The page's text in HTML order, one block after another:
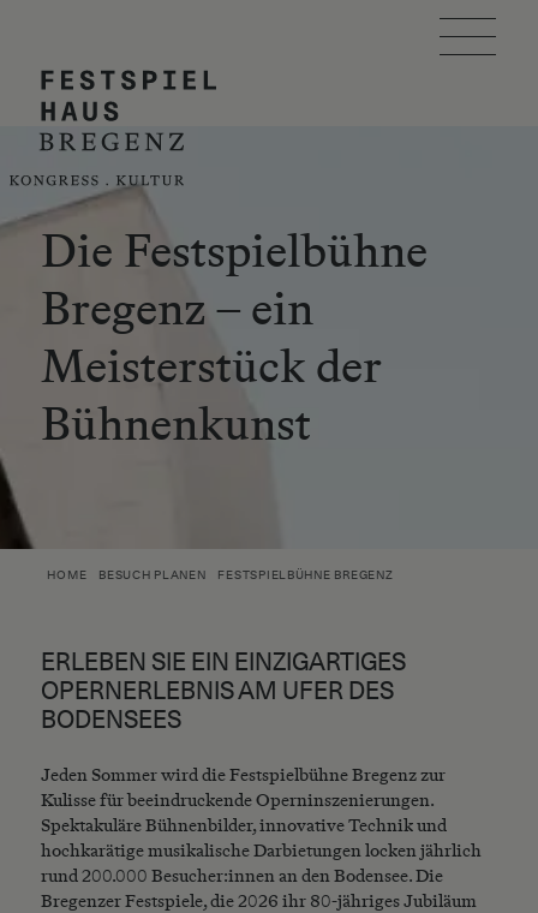
FESTSPIELHAUS
EVENTKALENDER
ÜBER UNS
Die Festspielbühne
Bregenz – ein
Meisterstück der
Bühnenkunst
HOME BESUCH PLANEN FESTSPIELBÜHNE BREGENZ
ERLEBEN SIE EIN EINZIGARTIGES
OPERNERLEBNIS AM UFER DES
BODENSEES
Jeden Sommer wird die Festspielbühne Bregenz zur
Kulisse für beeindruckende Operninszenierungen.
Spektakuläre Bühnenbilder, innovative Technik und
hochkarätige musikalische Darbietungen locken jährlich
rund 200.000 Besucher:innen an den Bodensee. Die
Bregenzer Festspiele, die 2026 ihr 80-jähriges Jubiläum